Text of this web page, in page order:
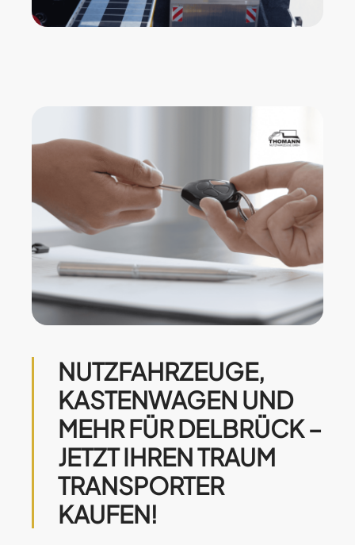
NUTZFAHRZEUGE,
KASTENWAGEN UND
MEHR FÜR DELBRÜCK –
JETZT IHREN TRAUM
TRANSPORTER
KAUFEN!